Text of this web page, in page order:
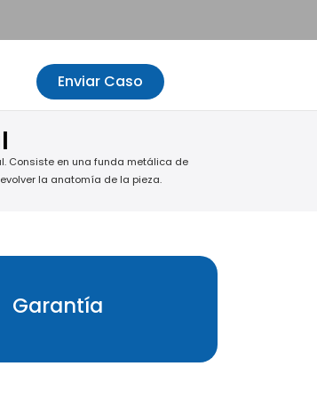
Enviar Caso
Consiste en una funda metálica de
la anatomía de la pieza.
Garantía
5 años